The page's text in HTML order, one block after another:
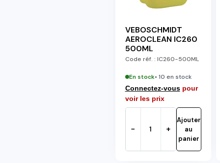
VEBOSCHMIDT
AEROCLEAN IC260
500ML
Code réf. : IC260-500ML
En stock• 10 en stock
Connectez-vouspour
voir les prix
− +
Ajouter
au
panier